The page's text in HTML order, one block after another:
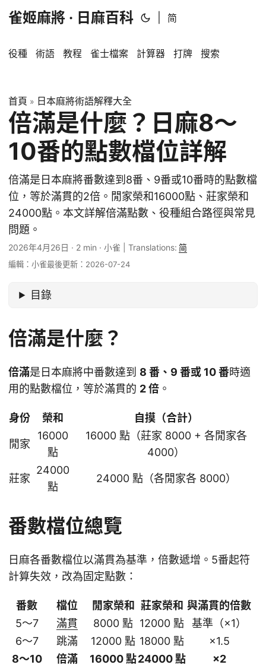
雀姬麻將 · 日麻百科 简
役種 術語 教程 雀士檔案 計算器 打牌 搜索
首頁 » 日本麻將術語解釋大全
倍滿是什麼？日麻8～
10番的點數檔位詳解
倍滿是日本麻將番數達到8番、9番或10番時的點數檔
位，等於滿貫的2倍。閒家榮和16000點、莊家榮和
24000點。本文詳解倍滿點數、役種組合路徑與常見
問題。
2026年4月26日 · 2 min · 小雀 Translations: 简
編輯：小雀最後更新：2026-07-24
目錄
倍滿是什麼？
倍滿是日本麻將中番數達到 8 番、9 番或 10 番時適
用的點數檔位，等於滿貫的 2 倍 。
身份 榮和 自摸（合計）
閒家
16000
點
16000 點（莊家 8000 + 各閒家各
4000）
莊家
24000
點
24000 點（各閒家各 8000）
番數檔位總覽
日麻各番數檔位以滿貫為基準，倍數遞增。5番起符
計算失效，改為固定點數：
番數 檔位 閒家榮和 莊家榮和 與滿貫的倍數
5～7
滿貫 8000 點 12000 點
基準（×1）
6～7
跳滿 12000 點 18000 點
×1.5
8～10
倍滿 16000 點24000 點
×2